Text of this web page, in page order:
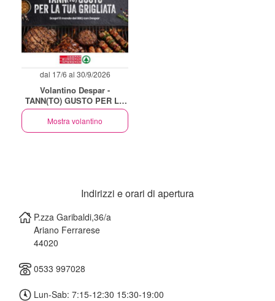
dal 17/6 al 30/9/2026
Volantino Despar -
TANN(TO) GUSTO PER LA
TUA GRIGLIATA
Mostra volantino
Indirizzi e orari di apertura
P.zza Garibaldi,36/a
Ariano Ferrarese
44020
0533 997028
Lun-Sab: 7:15-12:30 15:30-19:00